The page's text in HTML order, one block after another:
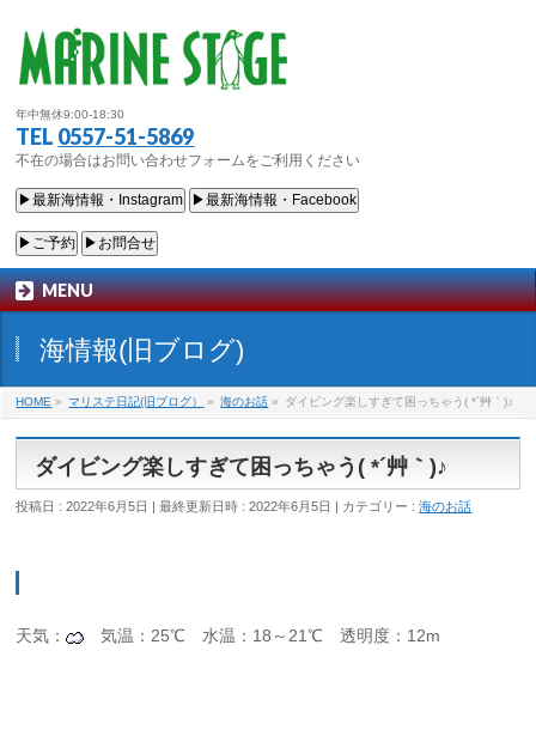
年中無休9:00-18:30
TEL 0557-51-5869
不在の場合はお問い合わせフォームをご利用ください
▶最新海情報・Instagram ▶最新海情報・Facebook
▶ご予約 ▶お問合せ
MENU
海情報(旧ブログ)
HOME » マリステ日記(旧ブログ） » 海のお話 » ダイビング楽しすぎて困っちゃう( *´艸｀)♪
ダイビング楽しすぎて困っちゃう( *´艸｀)♪
投稿日 : 2022年6月5日 最終更新日時 : 2022年6月5日 カテゴリー :海のお話
天気： 気温：25℃ 水温：18～21℃ 透明度：12m